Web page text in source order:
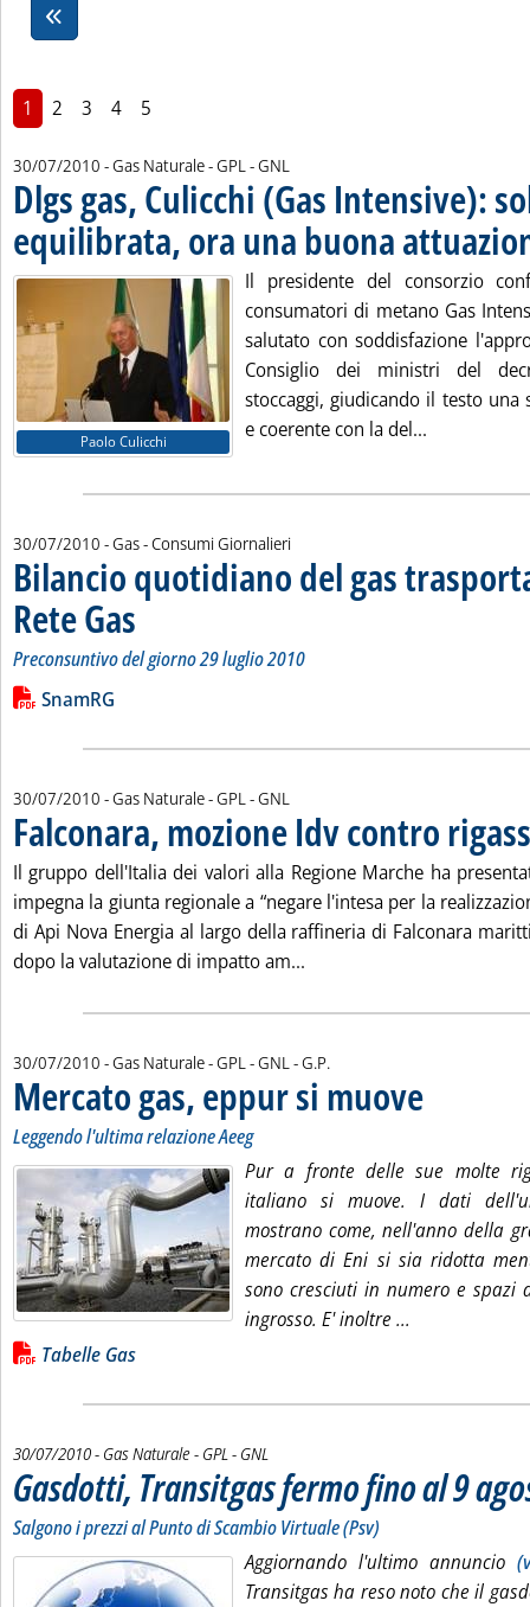
1 2 3 4 5
30/07/2010 - Gas Naturale - GPL - GNL
Dlgs gas, Culicchi (Gas Intensive):
equilibrata, ora una buona
Paolo Culicchi
Il presidente del consorzio
consumatori di metano Gas
salutato con soddisfazione
Consiglio dei ministri del
stoccaggi, giudicando il testo
e coerente con la del...
30/07/2010 - Gas - Consumi Giornalieri
Bilancio quotidiano del gas
Rete Gas . Sottotitolo: Preconsuntivo del giorno 29 luglio 2010
. Pubblicata venerdì 30 luglio 2010 alle 15.54.
Preconsuntivo del giorno 29 luglio 2010
Leggi tutta la notizia: 'Bilancio quotidiano del gas
Lista allegati PDF alla notizia
SnamRG
30/07/2010 - Gas Naturale - GPL - GNL
Falconara, mozione Idv contro
Il gruppo dell'Italia dei valori alla Regione Marche ha
impegna la giunta regionale a “negare l'intesa per la
di Api Nova Energia al largo della raffineria di Falconara
dopo la valutazione di impatto am...
30/07/2010 - Gas Naturale - GPL - GNL -di:
G.P.
Mercato gas, eppur si muove
Leggendo l'ultima relazione Aeeg
Pur a fronte delle sue molte
italiano si muove. I dati
mostrano come, nell'anno della
mercato di Eni si sia ridotta
sono cresciuti in numero e spazi
ingrosso. E' inoltre ...
Lista allegati PDF alla notizia
Tabelle Gas
30/07/2010- Gas Naturale - GPL - GNL
Gasdotti, Transitgas fermo fino al 9
Salgono i prezzi al Punto di Scambio Virtuale (Psv)
Aggiornando l'ultimo annuncio
Transitgas ha reso noto che il